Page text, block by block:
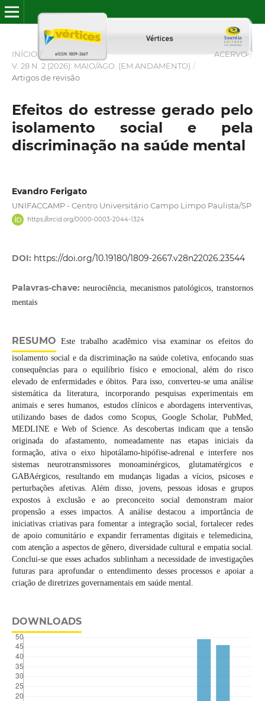
INÍCIO / ACERVO /
V. 28 N. 2 (2026): MAIO/AGO. (EM ANDAMENTO) /
Artigos de revisão
Efeitos do estresse gerado pelo
isolamento social e pela
discriminação na saúde mental
Evandro Ferigato
UNIFACCAMP - Centro Universitário Campo Limpo Paulista/SP
https://orcid.org/0000-0003-2044-1324
DOI: https://doi.org/10.19180/1809-2667.v28n22026.23544
Palavras-chave: neurociência, mecanismos patológicos, transtornos
mentais
RESUMO Este trabalho acadêmico visa examinar os efeitos do
isolamento social e da discriminação na saúde coletiva, enfocando suas
consequências para o equilíbrio físico e emocional, além do risco
elevado de enfermidades e óbitos. Para isso, converteu-se uma análise
sistemática da literatura, incorporando pesquisas experimentais em
animais e seres humanos, estudos clínicos e abordagens interventivas,
utilizando bases de dados como Scopus, Google Scholar, PubMed,
MEDLINE e Web of Science. As descobertas indicam que a tensão
originada do afastamento, nomeadamente nas etapas iniciais da
formação, ativa o eixo hipotálamo-hipófise-adrenal e interfere nos
sistemas neurotransmissores monoaminérgicos, glutamatérgicos e
GABAérgicos, resultando em mudanças ligadas a vícios, psicoses e
perturbações afetivas. Além disso, jovens, pessoas idosas e grupos
expostos à exclusão e ao preconceito social demonstram maior
propensão a esses impactos. A análise destacou a importância de
iniciativas criativas para fomentar a integração social, fortalecer redes
de apoio comunitário e expandir ferramentas digitais e telemedicina,
com atenção a aspectos de gênero, diversidade cultural e empatia social.
Conclui-se que esses achados sublinham a necessidade de investigações
futuras para aprofundar o entendimento desses processos e apoiar a
criação de diretrizes governamentais em saúde mental.
DOWNLOADS